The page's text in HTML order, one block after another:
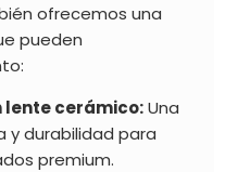
ofrecemos una
pueden
lente cerámico:Una
durabilidad para
premium.